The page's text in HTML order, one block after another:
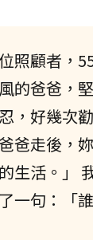
照顧者，
的爸爸，
，好幾次
爸走後，
生活。」
一句：「